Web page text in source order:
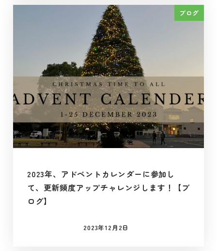
ブログ
2023年、アドベントカレンダーに参加し
て、更新頻度アップチャレンジします！【ブ
ログ】
投稿日
2023年12月2日